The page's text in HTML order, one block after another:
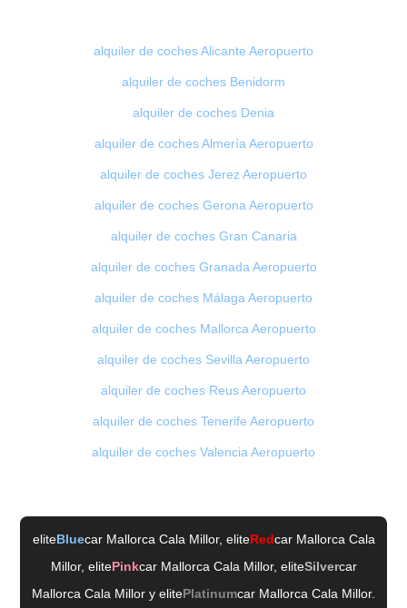
alquiler de coches Alicante Aeropuerto
alquiler de coches Benidorm
alquiler de coches Denia
alquiler de coches Almería Aeropuerto
alquiler de coches Jerez Aeropuerto
alquiler de coches Gerona Aeropuerto
alquiler de coches Gran Canaria
alquiler de coches Granada Aeropuerto
alquiler de coches Málaga Aeropuerto
alquiler de coches Mallorca Aeropuerto
alquiler de coches Sevilla Aeropuerto
alquiler de coches Reus Aeropuerto
alquiler de coches Tenerife Aeropuerto
alquiler de coches Valencia Aeropuerto
eliteBluecar Mallorca Cala Millor, eliteRedcar Mallorca Cala
Millor, elitePinkcar Mallorca Cala Millor, eliteSilvercar
Mallorca Cala Millor y elitePlatinumcar Mallorca Cala Millor.